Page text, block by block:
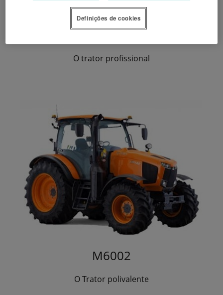
M7003
O trator profissional
M6002
O Trator polivalente
Definições de cookies